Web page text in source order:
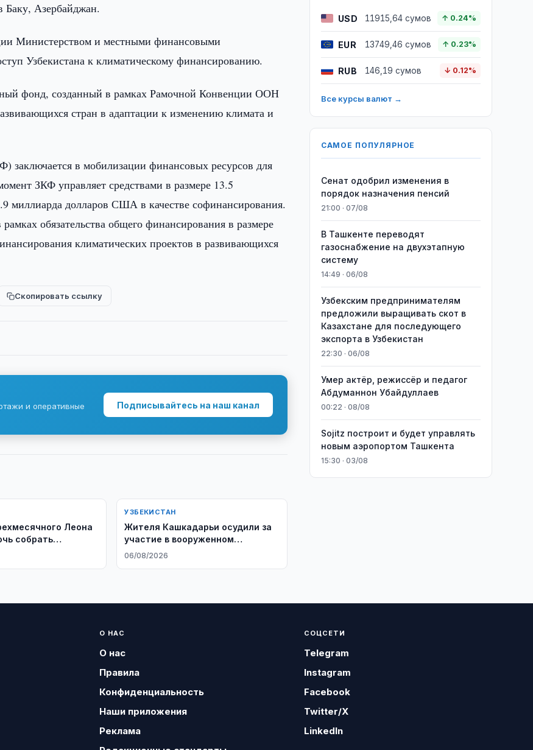
Азербайджан.
Министерством и местными финансовыми
Узбекистана к климатическому финансированию.
фонд, созданный в рамках Рамочной Конвенции ООН
стран в адаптации к изменению климата и
заключается в мобилизации финансовых ресурсов для
ЗКФ управляет средствами в размере 13.5
долларов США в качестве софинансирования.
обязательства общего финансирования в размере
климатических проектов в развивающихся
Скопировать ссылку
и оперативные
Подписывайтесь на наш канал
Леона
собрать
УЗБЕКИСТАН
Жителя Кашкадарьи осудили за
участие в вооруженном
конфликте
06/08/2026
USD 11915,64 сумов ↑ 0.24%
EUR 13749,46 сумов ↑ 0.23%
RUB 146,19 сумов ↓ 0.12%
Все курсы валют →
САМОЕ ПОПУЛЯРНОЕ
Сенат одобрил изменения в
порядок назначения пенсий
21:00 · 07/08
В Ташкенте переводят
газоснабжение на двухэтапную
систему
14:49 · 06/08
Узбекским предпринимателям
предложили выращивать скот в
Казахстане для последующего
экспорта в Узбекистан
22:30 · 06/08
Умер актёр, режиссёр и педагог
Абдуманнон Убайдуллаев
00:22 · 08/08
Sojitz построит и будет управлять
новым аэропортом Ташкента
15:30 · 03/08
О НАС
О нас
Правила
Конфиденциальность
Наши приложения
Реклама
СОЦСЕТИ
Telegram
Instagram
Facebook
Twitter/X
LinkedIn